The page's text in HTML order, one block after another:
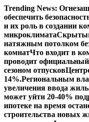
Перейти
к
содержимому
Trending News:
обеспечить
и их роль в создании
микроклимата
натяжным потолком
комнатЧто входит в
проводит
сезоном отпусков
14%.Региональным
увеличения ввода
может уйти 20-40%
ипотеке на время
строительства новых